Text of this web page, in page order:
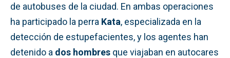
de autobuses de la ciudad. En ambas operaciones
ha participado la perra Kata, especializada en la
detección de estupefacientes, y los agentes han
detenido a dos hombres que viajaban en autocares